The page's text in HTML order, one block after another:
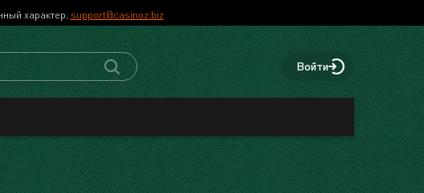
характер. support@casinoz.biz
Войти